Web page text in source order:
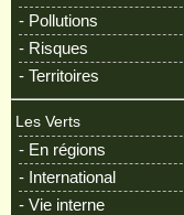
- Pollutions
- Risques
- Territoires
Les Verts
- En régions
- International
- Vie interne